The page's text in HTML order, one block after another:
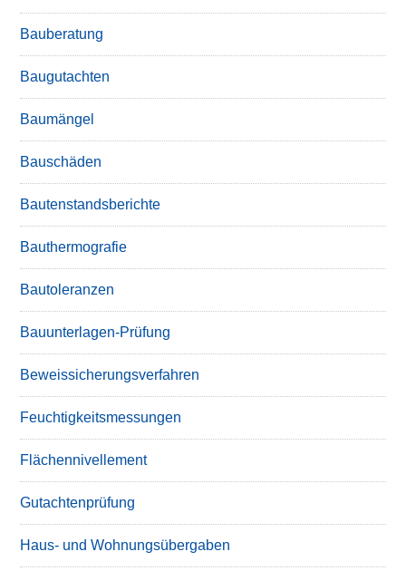
Bauberatung
Baugutachten
Baumängel
Bauschäden
Bautenstandsberichte
Bauthermografie
Bautoleranzen
Bauunterlagen-Prüfung
Beweissicherungsverfahren
Feuchtigkeitsmessungen
Flächennivellement
Gutachtenprüfung
Haus- und Wohnungsübergaben